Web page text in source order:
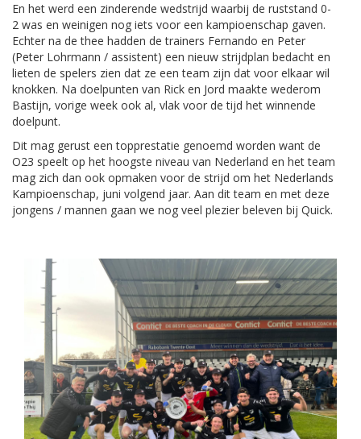
En het werd een zinderende wedstrijd waarbij de ruststand 0-
2 was en weinigen nog iets voor een kampioenschap gaven.
Echter na de thee hadden de trainers Fernando en Peter
(Peter Lohrmann / assistent) een nieuw strijdplan bedacht en
lieten de spelers zien dat ze een team zijn dat voor elkaar wil
knokken. Na doelpunten van Rick en Jord maakte wederom
Bastijn, vorige week ook al, vlak voor de tijd het winnende
doelpunt.
Dit mag gerust een topprestatie genoemd worden want de
O23 speelt op het hoogste niveau van Nederland en het team
mag zich dan ook opmaken voor de strijd om het Nederlands
Kampioenschap, juni volgend jaar. Aan dit team en met deze
jongens / mannen gaan we nog veel plezier beleven bij Quick.